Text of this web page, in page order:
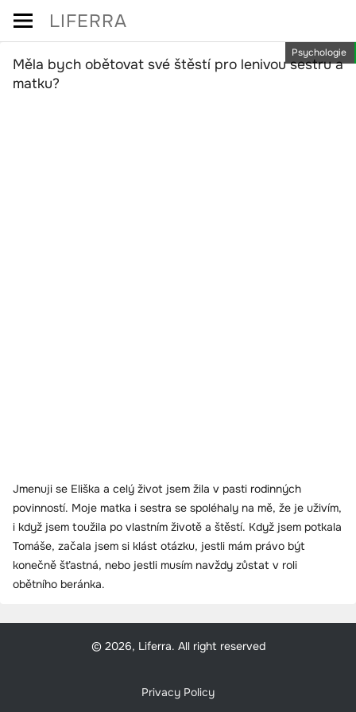
Skip
content
LIFERRA
Psychologie
Měla bych obětovat své štěstí pro lenivou sestru a
matku?
Jmenuji se Eliška a celý život jsem žila v pasti rodinných
povinností. Moje matka i sestra se spoléhaly na mě, že je uživím,
i když jsem toužila po vlastním životě a štěstí. Když jsem potkala
Tomáše, začala jsem si klást otázku, jestli mám právo být
konečně šťastná, nebo jestli musím navždy zůstat v roli
obětního beránka.
© 2026, Liferra. All right reserved
Privacy Policy